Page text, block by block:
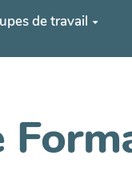
de travail